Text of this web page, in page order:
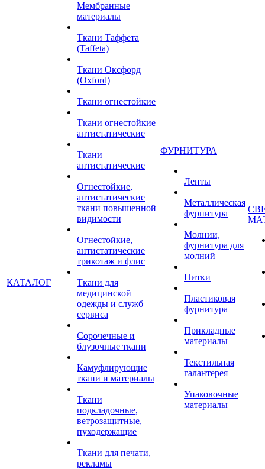
КАТАЛОГ
Мембранные
материалы
Ткани Таффета
(Taffeta)
Ткани Оксфорд
(Oxford)
Ткани огнестойкие
Ткани огнестойкие
антистатические
Ткани
антистатические
Огнестойкие,
антистатические
ткани повышенной
видимости
Огнестойкие,
антистатические
трикотаж и флис
Ткани для
медицинской
одежды и служб
сервиса
Сорочечные и
блузочные ткани
Камуфлирующие
ткани и материалы
Ткани
подкладочные,
ветрозащитные,
пуходержащие
Ткани для печати,
рекламы
ФУРНИТУРА
Ленты
Металлическая
фурнитура
Молнии,
фурнитура для
молний
Нитки
Пластиковая
фурнитура
Прикладные
материалы
Текстильная
галантерея
Упаковочные
материалы